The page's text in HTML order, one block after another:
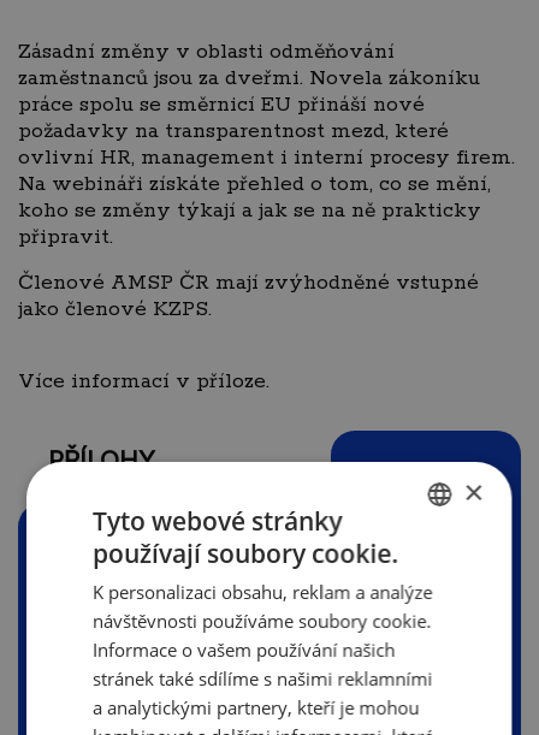
Zásadní změny v oblasti odměňování
zaměstnanců jsou za dveřmi. Novela zákoníku
práce spolu se směrnicí EU přináší nové
požadavky na transparentnost mezd, které
ovlivní HR, management i interní procesy firem.
Na webináři získáte přehled o tom, co se mění,
koho se změny týkají a jak se na ně prakticky
připravit.
Členové AMSP ČR mají zvýhodněné vstupné
jako členové KZPS.
Více informací v příloze.
PŘÍLOHY
A4_POZVANKA_TRANSPARENTNI
ODMENOVANI.pdf
(603.35 KB)
ENGLISH
×
Tyto webové stránky
používají soubory cookie.
K personalizaci obsahu, reklam a analýze
návštěvnosti používáme soubory cookie.
Informace o vašem používání našich
stránek také sdílíme s našimi reklamními
a analytickými partnery, kteří je mohou